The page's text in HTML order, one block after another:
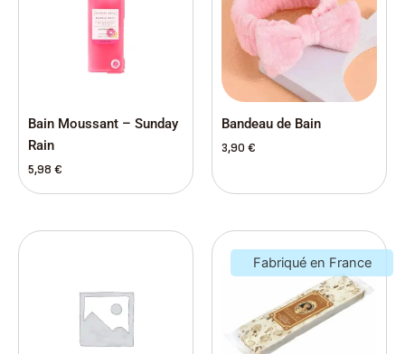
Bain Moussant – Sunday
Rain
5,98 €
Bandeau de Bain
3,90 €
Fabriqué en France